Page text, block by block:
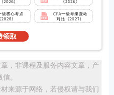
，非课程及服务内容文章，产
。
来源于网络，若侵权请与我们